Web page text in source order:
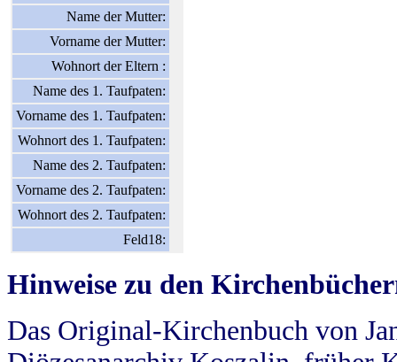
Name der Mutter:
Vorname der Mutter:
Wohnort der Eltern :
Name des 1. Taufpaten:
Vorname des 1. Taufpaten:
Wohnort des 1. Taufpaten:
Name des 2. Taufpaten:
Vorname des 2. Taufpaten:
Wohnort des 2. Taufpaten:
Feld18:
Hinweise zu den
Das Original-Kirchenbuch von